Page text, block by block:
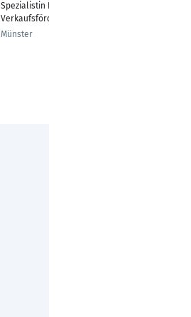
Spezialistin Leben/
Verkaufsförderung
Münster